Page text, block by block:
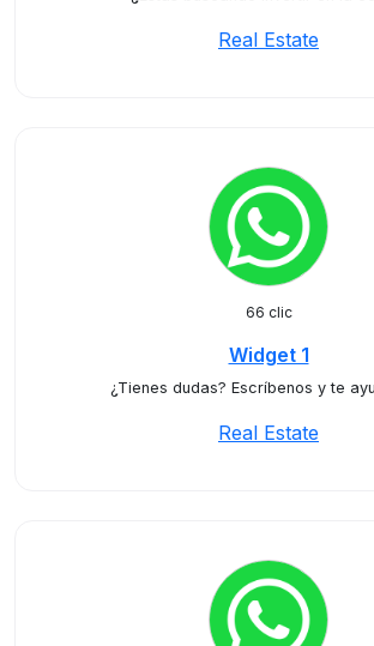
Real Estate
66 clic
Widget 1
¿Tienes dudas? Escríbenos y te
Real Estate